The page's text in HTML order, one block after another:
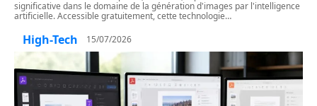
significative dans le domaine de la génération d'images par l'intelligence
artificielle. Accessible gratuitement, cette technologie…
High-Tech 15/07/2026